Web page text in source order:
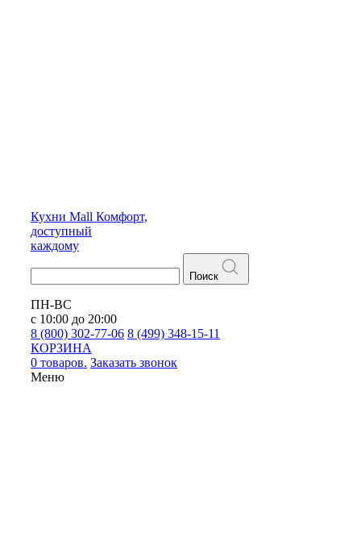
Кухни Mall Комфорт,
доступный
каждому
Поиск
ПН-ВС
с 10:00 до 20:00
8 (800) 302-77-06 8 (499) 348-15-11
КОРЗИНА
0 товаров. Заказать звонок
Меню